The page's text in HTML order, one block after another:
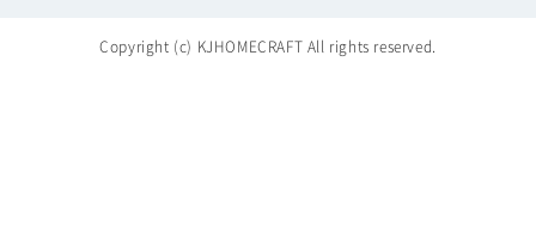
Copyright (c) KJHOMECRAFT All rights reserved.